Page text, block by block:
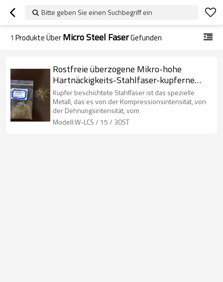
Bitte geben Sie einen Suchbegriff ein
1 Produkte ÜberMicro Steel FaserGefunden
Rostfreie überzogene Mikro-hohe
Hartnäckigkeits-Stahlfaser-kupferne
überzogene Stahlfaser
Kupfer beschichtete Stahlfaser ist das spezielle
Metall, das es von der Kompressionsintensität, von
der Dehnungsintensität, vom
Modell:W-LCS / 15 / 30ST